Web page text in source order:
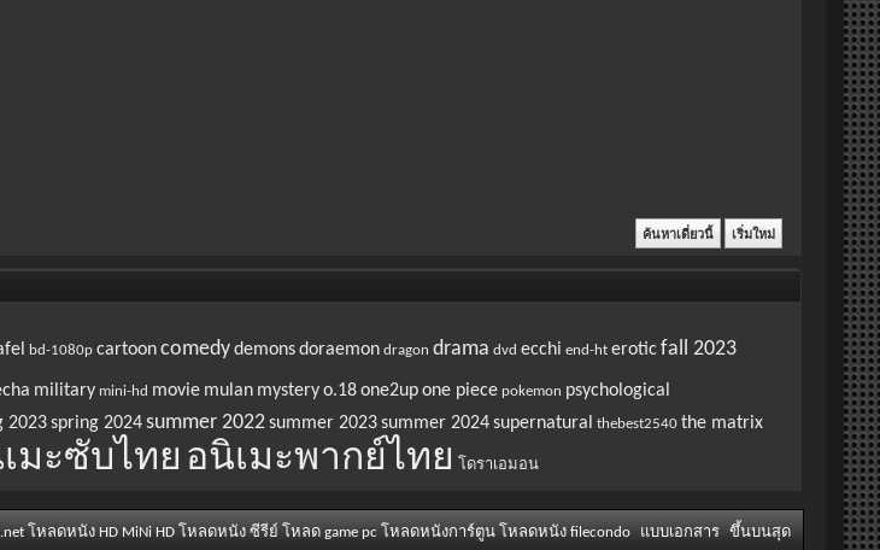
bd-1080p cartooncomedydemonsdoraemon dragon drama dvd ecchi end-ht eroticfall 2023
military mini-hd movie mulan mysteryo.18one2upone piece pokemon psychological
2023spring 2024summer 2022summer 2023summer 2024supernatural thebest2540 the matrix
มะซับไทย อนิเมะพากย์ไทย โดราเอมอน
โหลดหนัง HD MiNi HD โหลดหนัง ซีรีย์ โหลด game pc โหลดหนังการ์ตูน โหลดหนัง filecondo แบบเอกสาร ขึ้นบนสุด